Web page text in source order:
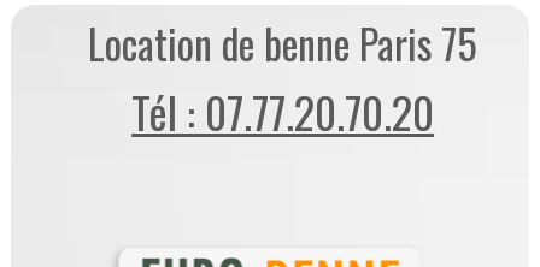
Location de benne Paris 75
Tél : 07.77.20.70.20